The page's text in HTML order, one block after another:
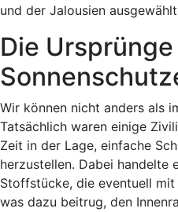
und der Jalousien
Die
Wir können nicht anders als
Tatsächlich waren einige
Zeit in der Lage, einfache
herzustellen. Dabei handelte
Stoffstücke, die eventuell
was dazu beitrug, den